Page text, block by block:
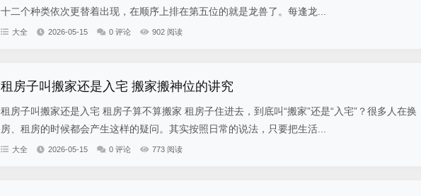
十二个种类依次更替着出现，在顺序上排在第五位的就是龙兽了。每逢龙...
大全 2026-05-15 0 评论 902 阅读
租房子叫搬家还是入宅 搬家搬神位的讲究
租房子叫搬家还是入宅 租房子算不算搬家 租房子住进去，到底叫“搬家”还是“入宅”？很多人在换
房、租房的时候都会产生这样的疑问。其实按照日常的说法，只要把生活...
大全 2026-05-15 0 评论 773 阅读